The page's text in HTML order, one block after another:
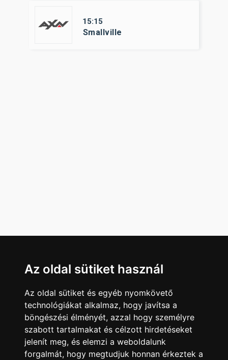
15:15
Smallville
Az oldal sütiket használ
Az oldal sütiket és egyéb nyomkövető
technológiákat alkalmaz, hogy javítsa a
böngészési élményét, azzal hogy személyre
szabott tartalmakat és célzott hirdetéseket
jelenít meg, és elemzi a weboldalunk
forgalmát, hogy megtudjuk honnan érkeztek a